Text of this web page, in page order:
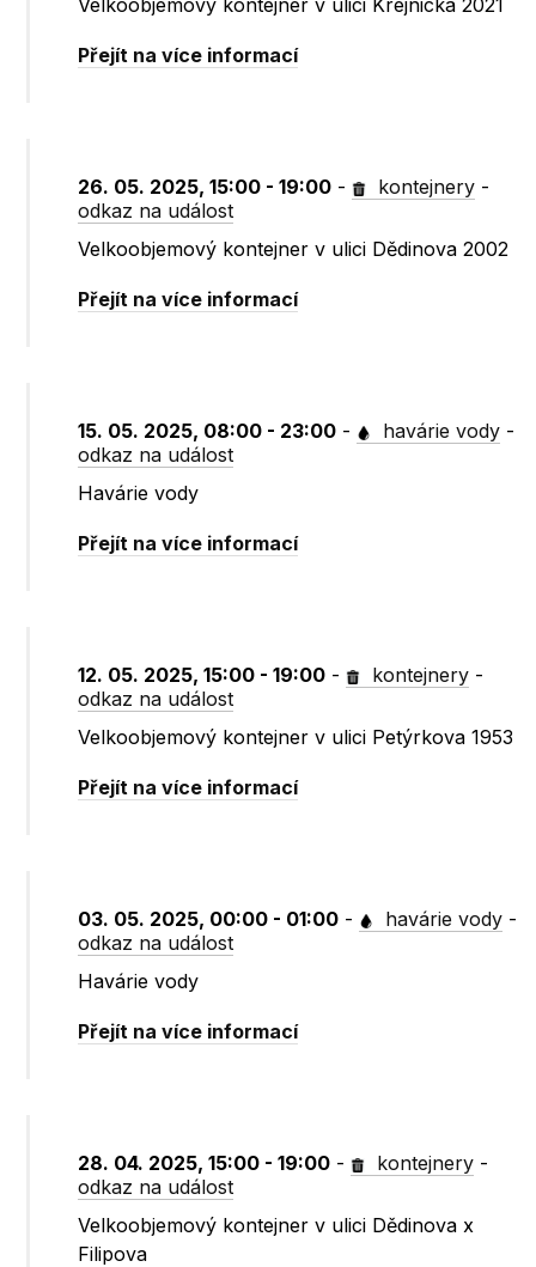
Velkoobjemový kontejner v ulici Krejnická 2021
Přejít na více informací
26. 05. 2025, 15:00 - 19:00 - kontejnery -
odkaz na událost
Velkoobjemový kontejner v ulici Dědinova 2002
Přejít na více informací
15. 05. 2025, 08:00 - 23:00 - havárie vody -
odkaz na událost
Havárie vody
Přejít na více informací
12. 05. 2025, 15:00 - 19:00 - kontejnery -
odkaz na událost
Velkoobjemový kontejner v ulici Petýrkova 1953
Přejít na více informací
03. 05. 2025, 00:00 - 01:00 - havárie vody -
odkaz na událost
Havárie vody
Přejít na více informací
28. 04. 2025, 15:00 - 19:00 - kontejnery -
odkaz na událost
Velkoobjemový kontejner v ulici Dědinova x
Filipova